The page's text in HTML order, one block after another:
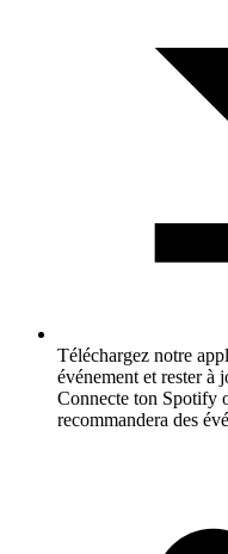
Téléchargez notre
événement et rester à
Connecte ton Spotify
recommandera des